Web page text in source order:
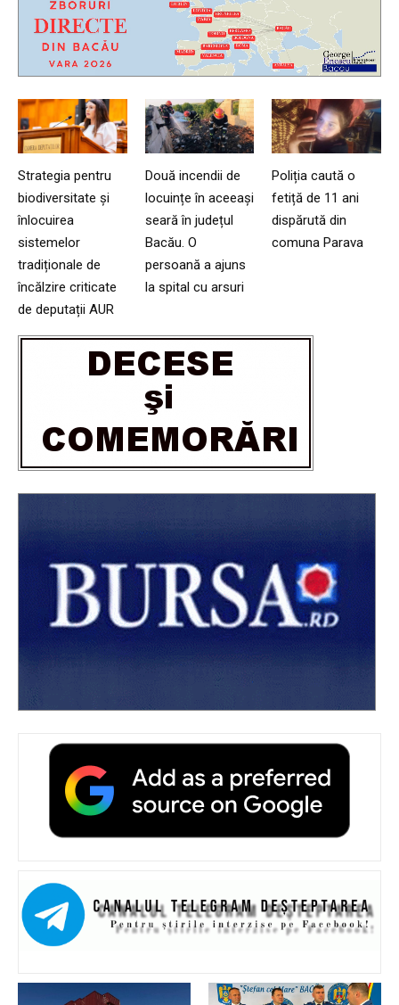
Strategia pentru
biodiversitate și
înlocuirea
sistemelor
tradiționale de
încălzire criticate
de deputații AUR
Două incendii de
locuințe în aceeași
seară în județul
Bacău. O
persoană a ajuns
la spital cu arsuri
Poliția caută o
fetiță de 11 ani
dispărută din
comuna Parava